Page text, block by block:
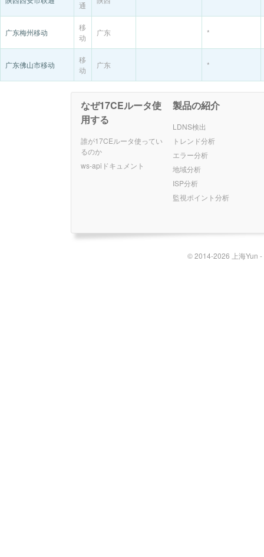
通
广东梅州移动
移
动
广东 *
广东佛山市移动
移
动
广东 *
なぜ17CEルータ使
用する
誰が17CEルータ使ってい
るのか
ws-apiドキュメント
製品の紹介
LDNS検出
トレンド分析
エラー分析
地域分析
ISP分析
監視ポイント分析
© 2014-2026 上海Yun